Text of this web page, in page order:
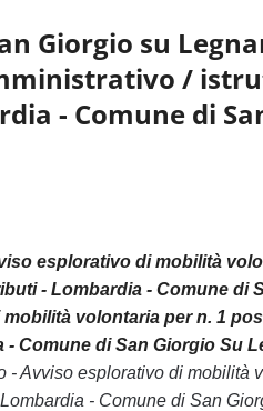
Giorgio su
/
- Comune di
esplorativo di mobilità
- Lombardia - Comune di
volontaria per n. 1
Comune di San Giorgio Su
Avviso esplorativo di mobilità
- Comune di San